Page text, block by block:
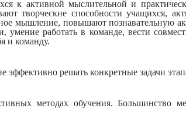
к активной мыслительной и
творческие способности учащихся,
мышление, повышают познавательную
работать в команде, вести
и команду.
решать конкретные задачи
методах обучения. Большинство